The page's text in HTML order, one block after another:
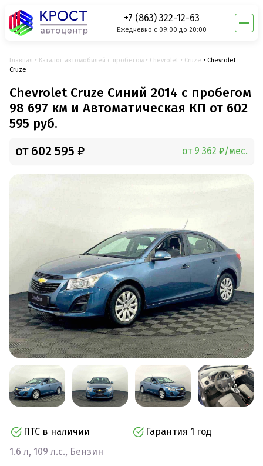
+7 (863) 322-12-63
Ежедневно с 09:00 до 20:00
Главная Каталог автомобилей с пробегом Chevrolet Cruze
Chevrolet
Cruze
Chevrolet Cruze Синий 2014 с пробегом
98 697 км и Автоматическая КП от 602
595 руб.
от 602 595 ₽ от 9 362 ₽/мес.
ПТС в наличии
Гарантия 1 год
1.6 л, 109 л.с., Бензин